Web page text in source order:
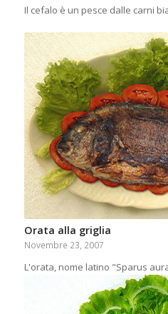
Il cefalo è un pesce dalle carni
Orata alla griglia
Novembre 23, 2007
L'orata, nome latino "Sparus